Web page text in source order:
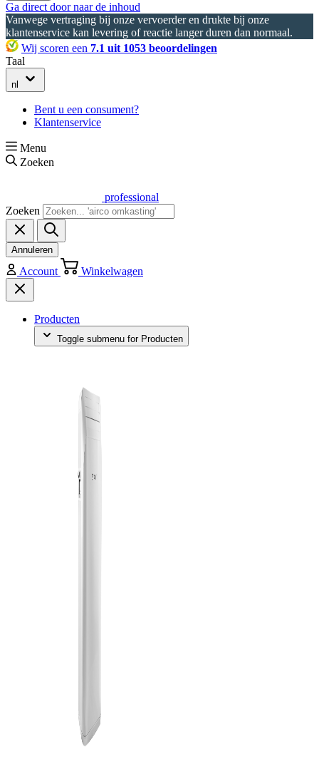
Ga direct door naar de inhoud
Vanwege vertraging bij onze vervoerder en drukte bij onze
klantenservice kan levering of reactie langer duren dan normaal.
Wij scoren een 7.1 uit 1053 beoordelingen
Taal
nl
Bent u een consument?
Klantenservice
Menu
Zoeken
professional
Zoeken
Annuleren
Account Winkelwagen
Producten
Toggle submenu for Producten